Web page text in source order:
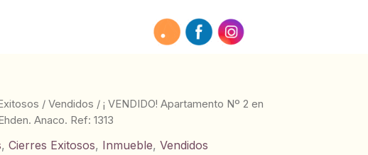
/ Vendidos / ¡ VENDIDO! Apartamento Nº 2 en
Anaco. Ref: 1313
, Cierres Exitosos, Inmueble, Vendidos